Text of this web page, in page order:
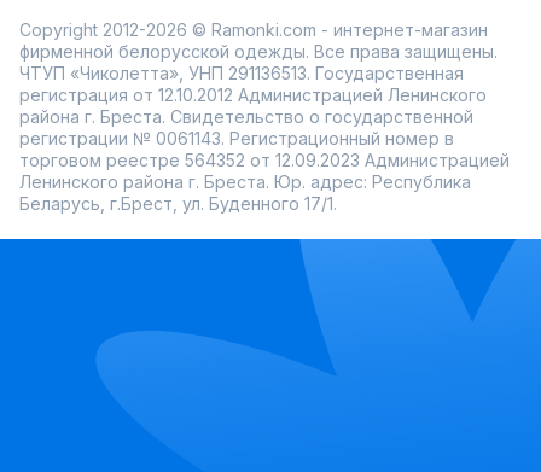
Copyright 2012-2026 © Ramonki.com - интернет-магазин
фирменной белорусской одежды. Все права защищены.
ЧТУП «Чиколетта», УНП 291136513. Государственная
регистрация от 12.10.2012 Администрацией Ленинского
района г. Бреста. Свидетельство о государственной
регистрации № 0061143. Регистрационный номер в
торговом реестре 564352 от 12.09.2023 Администрацией
Ленинского района г. Бреста. Юр. адрес: Республика
Беларусь, г.Брест, ул. Буденного 17/1.